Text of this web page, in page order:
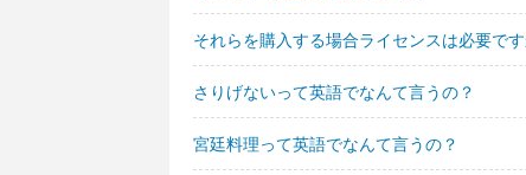
それらを購入する場合ライセンスは必要で
さりげないって英語でなんて言うの？
宮廷料理って英語でなんて言うの？